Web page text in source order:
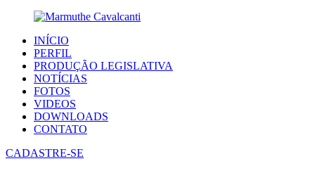
INÍCIO
PERFIL
PRODUÇÃO LEGISLATIVA
NOTÍCIAS
FOTOS
VIDEOS
DOWNLOADS
CONTATO
CADASTRE-SE